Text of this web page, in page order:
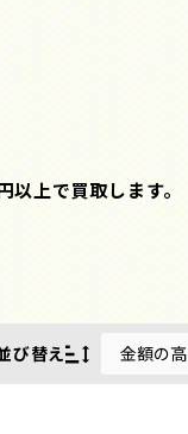
上で買取します。
び替え 金額の